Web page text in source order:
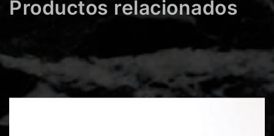
Productos relacionados